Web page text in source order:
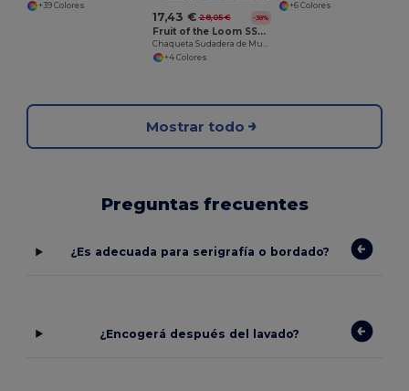
+39 Colores
17,43 € 28,05 € -38%
Fruit of the Loom SS310
Chaqueta Sudadera de Mujer Premium 70/30
+4 Colores
+6 Colores
Mostrar todo
Preguntas frecuentes
¿Es adecuada para serigrafía o bordado?
¿Encogerá después del lavado?